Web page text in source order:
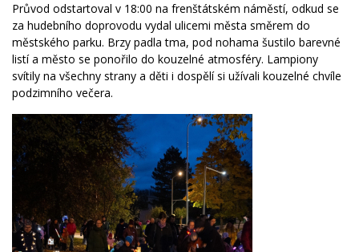
Průvod odstartoval v 18:00 na frenštátském náměstí, odkud se
za hudebního doprovodu vydal ulicemi města směrem do
městského parku. Brzy padla tma, pod nohama šustilo barevné
listí a město se ponořilo do kouzelné atmosféry. Lampiony
svítily na všechny strany a děti i dospělí si užívali kouzelné chvíle
podzimního večera.